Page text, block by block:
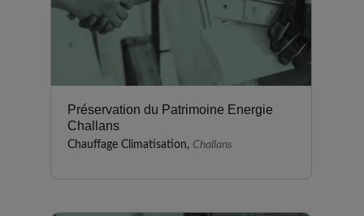
Préservation du Patrimoine Energie
Challans
Chauffage Climatisation, Challans